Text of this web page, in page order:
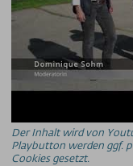
PARTNER/LINKS
Der Inhalt wird von
Playbutton werden ggf.
Cookies gesetzt.